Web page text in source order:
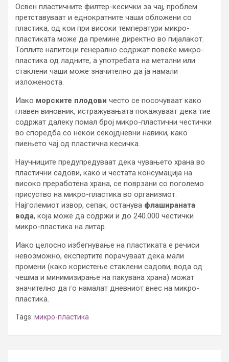
Освен пластичните филтер-кесички за чај, проблем
претставуваат и еднократните чаши обложени со
пластика, од кои при високи температури микро-
пластиката може да премине директно во пијалакот.
Топлите напитоци генерално содржат повеќе микро-
пластика од ладните, а употребата на метални или
стаклени чаши може значително да ја намали
изложеноста.
Иако морските плодови често се посочуваат како
главен виновник, истражувањата покажуваат дека тие
содржат далеку помал број микро-пластични честички
во споредба со некои секојдневни навики, како
пиењето чај од пластична кесичка.
Научниците предупредуваат дека чувањето храна во
пластични садови, како и честата консумација на
високо преработена храна, се поврзани со поголемо
присуство на микро-пластика во организмот.
Најголемиот извор, сепак, останува флашираната
вода, која може да содржи и до 240.000 честички
микро-пластика на литар.
Иако целосно избегнување на пластиката е речиси
невозможно, експертите порачуваат дека мали
промени (како користење стаклени садови, вода од
чешма и минимизирање на пакувана храна) можат
значително да го намалат дневниот внес на микро-
пластика.
Tags: микро-пластика